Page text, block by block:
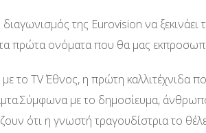
της Eurovision να
πρώτα ονόματα που θα μας
το TV Έθνος, η πρώτη καλλιτέχνιδα
με το δημοσίευμα,
ότι η γνωστή τραγουδίστρια το